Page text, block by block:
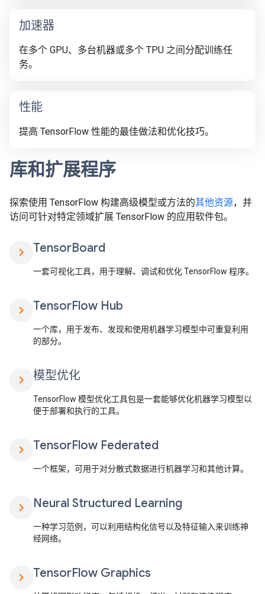
加速器
在多个 GPU、多台机器或多个 TPU 之间分配训练任
务。
性能
提高 TensorFlow 性能的最佳做法和优化技巧。
库和扩展程序
探索使用 TensorFlow 构建高级模型或方法的其他资源，并
访问可针对特定领域扩展 TensorFlow 的应用软件包。
chevron_right TensorBoard
一套可视化工具，用于理解、调试和优化 TensorFlow 程序。
chevron_right TensorFlow Hub
一个库，用于发布、发现和使用机器学习模型中可重复利用
的部分。
chevron_right 模型优化
TensorFlow 模型优化工具包是一套能够优化机器学习模型以
便于部署和执行的工具。
chevron_right TensorFlow Federated
一个框架，可用于对分散式数据进行机器学习和其他计算。
chevron_right Neural Structured Learning
一种学习范例，可以利用结构化信号以及特征输入来训练神
经网络。
chevron_right TensorFlow Graphics